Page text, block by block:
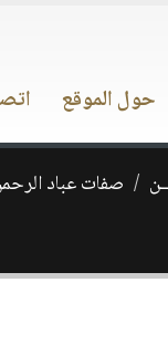
حول الموقع
صفات عباد